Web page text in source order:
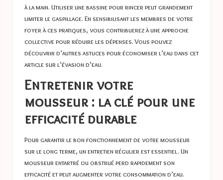
à la main. Utiliser une bassine pour rincer peut grandement
limiter le gaspillage. En sensibilisant les membres de votre
foyer à ces pratiques, vous contribuerez à une approche
collective pour réduire les dépenses. Vous pouvez
découvrir d’autres astuces pour économiser l’eau dans cet
article sur l’évasion d’eau.
Entretenir votre
mousseur : la clé pour une
efficacité durable
Pour garantir le bon fonctionnement de votre mousseur
sur le long terme, un entretien régulier est essentiel. Un
mousseur entartré ou obstrué perd rapidement son
efficacité et peut augmenter votre consommation d’eau.